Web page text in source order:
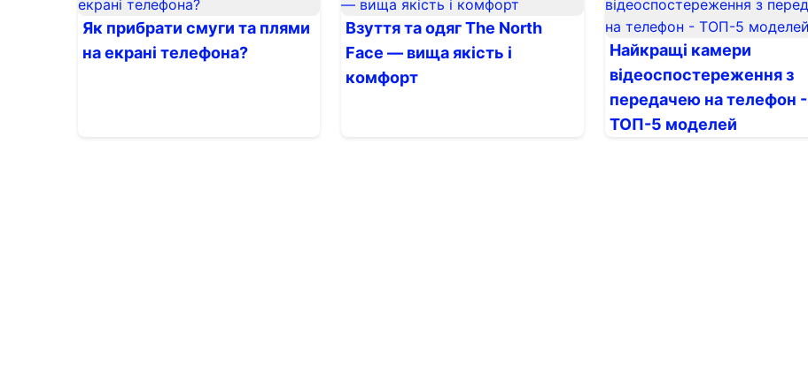
Як прибрати смуги та плями
на екрані телефона?
Взуття та одяг The North
Face — вища якість і
комфорт
Найкращі камери
відеоспостереження з
передачею на телефон -
ТОП-5 моделей